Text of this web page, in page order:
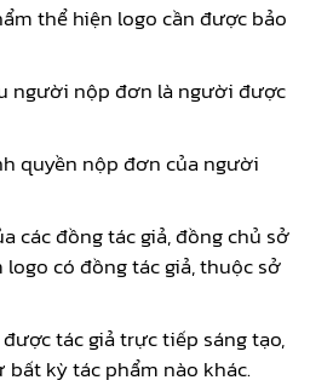
thể hiện logo cần được bảo
người nộp đơn là người được
quyền nộp đơn của người
các đồng tác giả, đồng chủ sở
có đồng tác giả, thuộc sở
tác giả trực tiếp sáng tạo,
bất kỳ tác phẩm nào khác.